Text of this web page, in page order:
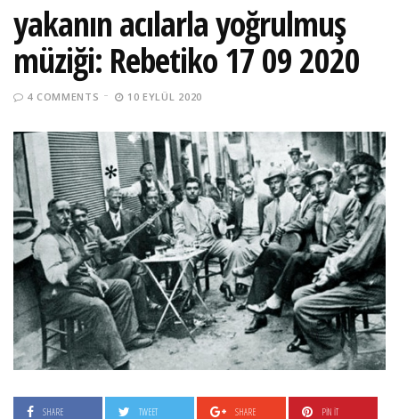
yakanın acılarla yoğrulmuş
müziği: Rebetiko 17 09 2020
4 COMMENTS 10 EYLÜL 2020
SHARE TWEET SHARE PIN IT